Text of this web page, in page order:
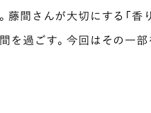
藤間さんが大切にする「香
を過ごす。今回はその一